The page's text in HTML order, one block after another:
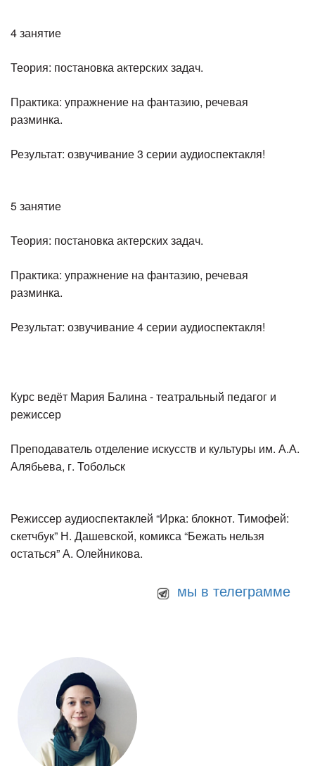
4 занятие
Теория: постановка актерских задач.
Практика: упражнение на фантазию, речевая
разминка.
Результат: озвучивание 3 серии аудиоспектакля!
5 занятие
Теория: постановка актерских задач.
Практика: упражнение на фантазию, речевая
разминка.
Результат: озвучивание 4 серии аудиоспектакля!
Курс ведёт Мария Балина - театральный педагог и
режиссер
Преподаватель отделение искусств и культуры им. А.А.
Алябьева, г. Тобольск
Режиссер аудиоспектаклей “Ирка: блокнот. Тимофей:
скетчбук” Н. Дашевской, комикса “Бежать нельзя
остаться” А. Олейникова.
мы в телеграмме